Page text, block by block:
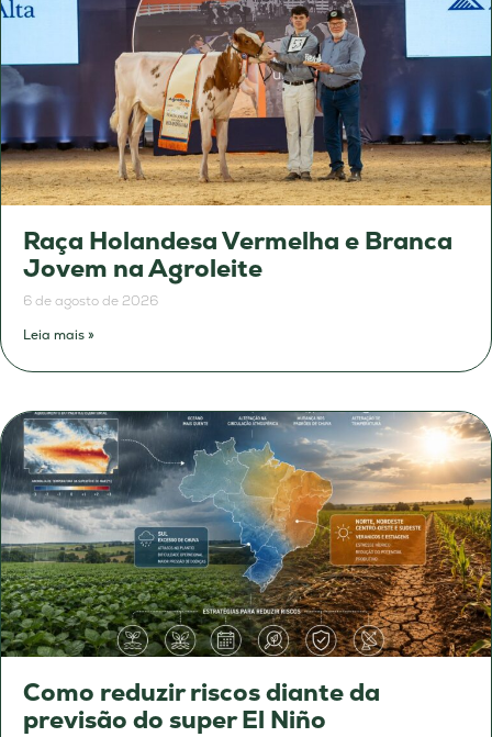
Raça Holandesa Vermelha e Branca
Jovem na Agroleite
6 de agosto de 2026
Leia mais »
Como reduzir riscos diante da
previsão do super El Niño